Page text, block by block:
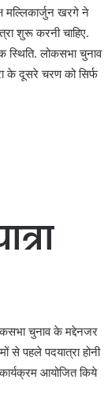
मल्लिकार्जुन खरगे ने
शुरू करनी चाहिए.
स्थिति. लोकसभा चुनाव
के दूसरे चरण को सिर्फ
चुनाव के मद्देनजर
से पहले पदयात्रा होनी
आयोजित किये